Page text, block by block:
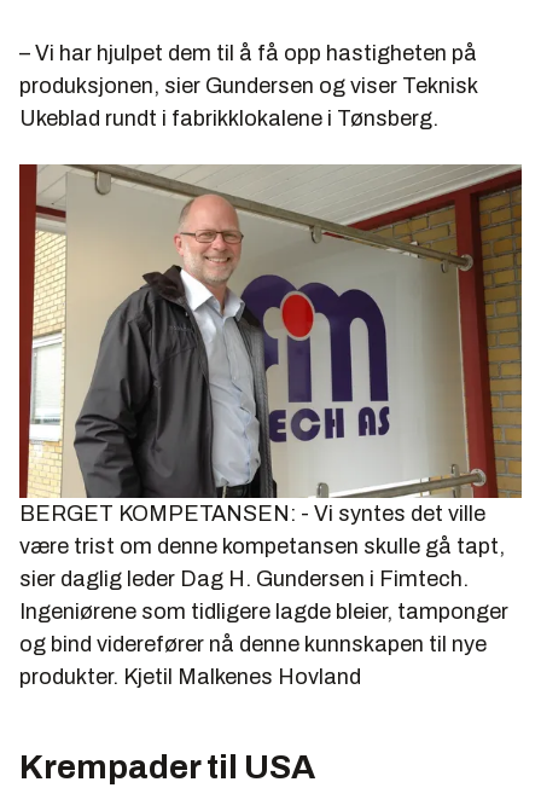
– Vi har hjulpet dem til å få opp hastigheten på
produksjonen, sier Gundersen og viser Teknisk
Ukeblad rundt i fabrikklokalene i Tønsberg.
BERGET KOMPETANSEN: - Vi syntes det ville
være trist om denne kompetansen skulle gå tapt,
sier daglig leder Dag H. Gundersen i Fimtech.
Ingeniørene som tidligere lagde bleier, tamponger
og bind viderefører nå denne kunnskapen til nye
produkter. Kjetil Malkenes Hovland
Krempader til USA